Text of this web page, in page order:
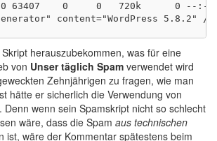
100 63407    0     0   720k      0
content="WordPress 5.8.2" />
herauszubekommen, was für eine
von Unser täglich Spam verwendet wird
Zehnjährigen zu fragen, wie man
hätte er sicherlich die Verwendung von
Denn wenn sein Spamskript nicht so schlecht
wäre, dass die Spam aus technischen
ist, wäre der Kommentar spätestens beim